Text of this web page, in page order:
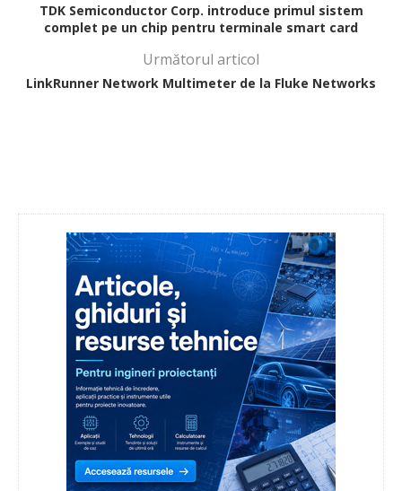
TDK Semiconductor Corp. introduce primul sistem
complet pe un chip pentru terminale smart card
Următorul articol
LinkRunner Network Multimeter de la Fluke Networks